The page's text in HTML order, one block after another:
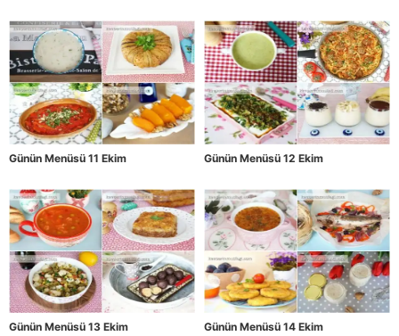
Günün Menüsü 11 Ekim Günün Menüsü 12 Ekim
Günün Menüsü 13 Ekim Günün Menüsü 14 Ekim